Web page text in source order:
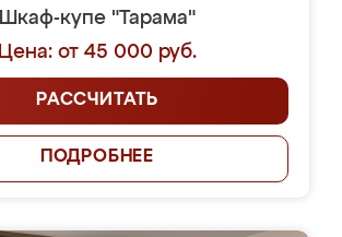
Шкаф-купе "Тарама"
Цена: от 45 000 руб.
РАССЧИТАТЬ
ПОДРОБНЕЕ